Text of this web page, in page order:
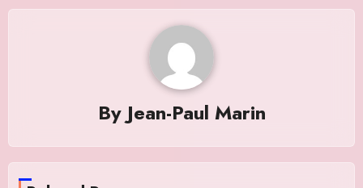
By Jean-Paul Marin